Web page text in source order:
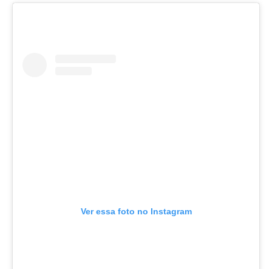
Ver essa foto no Instagram